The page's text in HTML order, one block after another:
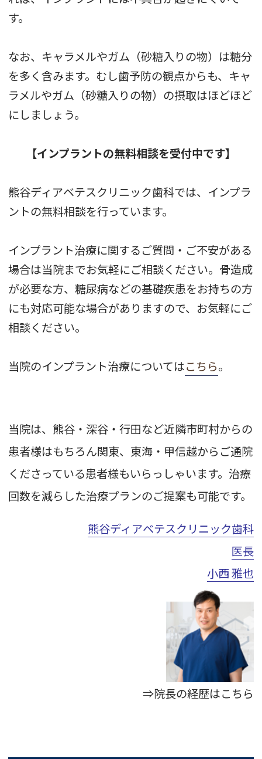
す。
なお、キャラメルやガム（砂糖入りの物）は糖分
を多く含みます。むし歯予防の観点からも、キャ
ラメルやガム（砂糖入りの物）の摂取はほどほど
にしましょう。
【インプラントの無料相談を受付中です】
熊谷ディアベテスクリニック歯科では、インプラ
ントの無料相談を行っています。
インプラント治療に関するご質問・ご不安がある
場合は当院までお気軽にご相談ください。骨造成
が必要な方、糖尿病などの基礎疾患をお持ちの方
にも対応可能な場合がありますので、お気軽にご
相談ください。
当院のインプラント治療についてはこちら。
当院は、熊谷・深谷・行田など近隣市町村からの
患者様はもちろん関東、東海・甲信越からご通院
くださっている患者様もいらっしゃいます。治療
回数を減らした治療プランのご提案も可能です。
熊谷ディアベテスクリニック歯科
医長
小西 雅也
⇒院長の経歴はこちら